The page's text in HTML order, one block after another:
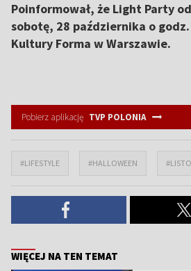
Poinformował, że Light Party
sobotę, 28 października o
Kultury Forma w Warszawie.
Pobierz aplikację TVP POLONIA
#LIFESTYLE #HALLOWEEN
WIĘCEJ NA TEN TEMAT